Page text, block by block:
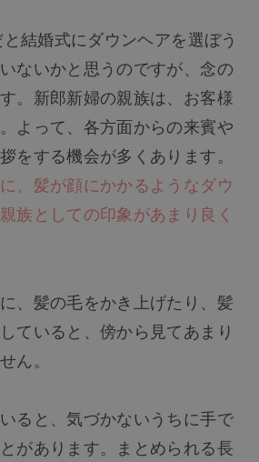
結婚式にダウンヘアを選ぼう
ないかと思うのですが、念の
。新郎新婦の親族は、お客様
よって、各方面からの来賓や
をする機会が多くあります。
、髪が顔にかかるようなダウ
族としての印象があまり良く
、髪の毛をかき上げたり、髪
ていると、傍から見てあまり
ん。
ると、気づかないうちに手で
があります。まとめられる長